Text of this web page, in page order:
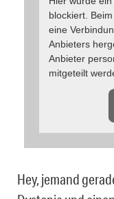
blockiert.
eine
Anbieters
Anbieter
mitgeteilt
Hey, jemand